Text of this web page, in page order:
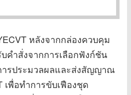
หลังจากกล่องควบคุม
คำสั่งจากการเลือกฟังก์ชัน
รประมวลผลและส่งสัญญาณ
เพื่อทำการขับเฟืองชุด